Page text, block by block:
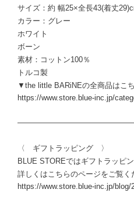
サイズ：約 幅25×全長43(着丈
カラー：グレー
ホワイト
ボーン
素材：コットン100％
トルコ製
▼the little BARiNEの全商品はこ
https://www.store.blue-inc.jp/
〈 ギフトラッピング 〉
BLUE STOREではギフトラッピ
詳しくはこちらのページをご覧く
https://www.store.blue-inc.jp/blog/